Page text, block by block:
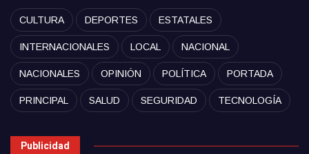
CULTURA DEPORTES ESTATALES
INTERNACIONALES LOCAL NACIONAL
NACIONALES OPINIÓN POLÍTICA PORTADA
PRINCIPAL SALUD SEGURIDAD TECNOLOGÍA
Publicidad